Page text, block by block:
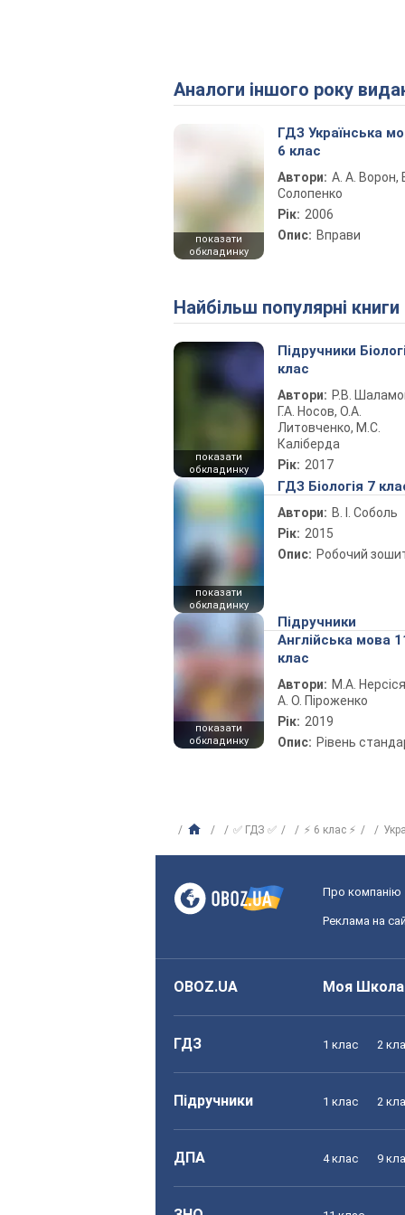
Аналоги іншого року
показати
обкладинку
ГДЗ Українська
6 клас
Автори: А. А. Ворон,
Солопенко
Рік: 2006
Опис: Вправи
Найбільш популярні книги
показати
обкладинку
Підручники
клас
Автори: Р.В.
Г.А. Носов, О.А.
Литовченко, М.С.
Каліберда
Рік: 2017
показати
обкладинку
ГДЗ Біологія 7
Автори: В. І. Соболь
Рік: 2015
Опис: Робочий
показати
обкладинку
Підручники
Англійська мова
клас
Автори: М.А.
А. О. Піроженко
Рік: 2019
Опис: Рівень
✅ ГДЗ ✅ ⚡ 6 клас ⚡
Про компанію
Реклама на
OBOZ.UA Моя Школа
ГДЗ 1 клас 2
Підручники 1 клас 2
ДПА 4 клас 9